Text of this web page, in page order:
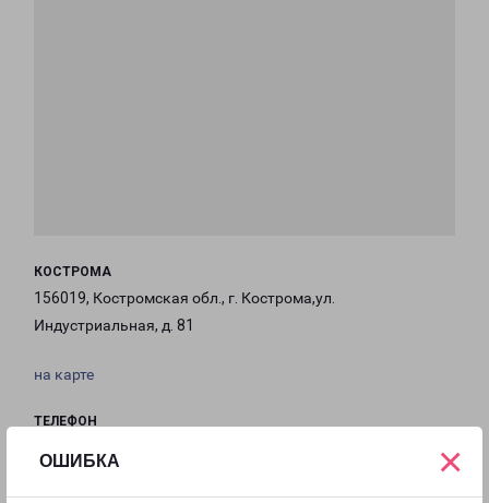
ОШИБКА ×
КОСТРОМА
156019, Костромская обл., г. Кострома,ул.
Индустриальная, д. 81
на карте
ТЕЛЕФОН
EMAIL